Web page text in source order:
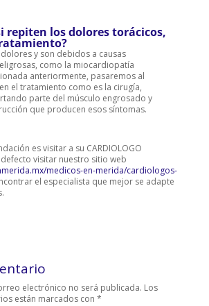
repiten los dolores torácicos,
y son debidos a causas
como la miocardiopatía
anteriormente, pasaremos al
el tratamiento como es la cirugía,
parte del músculo engrosado y
que producen esos síntomas.
es visitar a su CARDIOLOGO
defecto visitar nuestro sitio web
medicos-en-merida/cardiologos-
el especialista que mejor se adapte
electrónico no será publicada. Los
están marcados con *